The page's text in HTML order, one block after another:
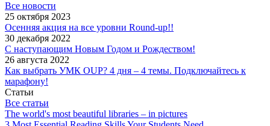
Все новости
25 октября 2023
Осенняя акция на все уровни Round-up!!
30 декабря 2022
С наступающим Новым Годом и Рождеством!
26 августа 2022
Как выбрать УМК OUP? 4 дня – 4 темы. Подключайтесь к
марафону!
Статьи
Все статьи
The world's most beautiful libraries – in pictures